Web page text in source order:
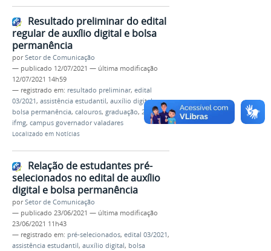
Resultado preliminar do edital
regular de auxílio digital e bolsa
permanência
porSetor de Comunicação
— publicado 12/07/2021 — última modificação
12/07/2021 14h59
— registrado em: resultado preliminar, edital
03/2021, assistência estudantil, auxílio digital,
bolsa permanência, calouros, graduação, 2021/1,
ifmg, campus governador valadares
Localizado em Notícias
Relação de estudantes pré-
selecionados no edital de auxílio
digital e bolsa permanência
porSetor de Comunicação
— publicado 23/06/2021 — última modificação
23/06/2021 11h43
— registrado em: pré-selecionados, edital 03/2021,
assistência estudantil, auxílio digital, bolsa